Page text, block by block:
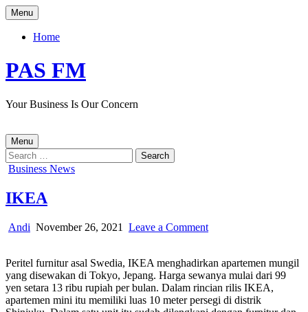
Skip
to
content
Menu
Home
PAS FM
Your Business Is Our Concern
Menu
Search
for:
Posted
Business News
IKEA
Author:
Andi Published
November 26, 2021 Leave a Commenton
Peritel furnitur asal Swedia, IKEA menghadirkan apartemen mungil
yang disewakan di Tokyo, Jepang. Harga sewanya mulai dari 99
yen setara 13 ribu rupiah per bulan. Dalam rincian rilis IKEA,
apartemen mini itu memiliki luas 10 meter persegi di distrik